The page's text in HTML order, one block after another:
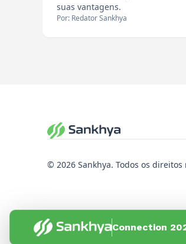
suas vantagens.
Por: Redator Sankhya
© 2026 Sankhya. Todos os
Connection